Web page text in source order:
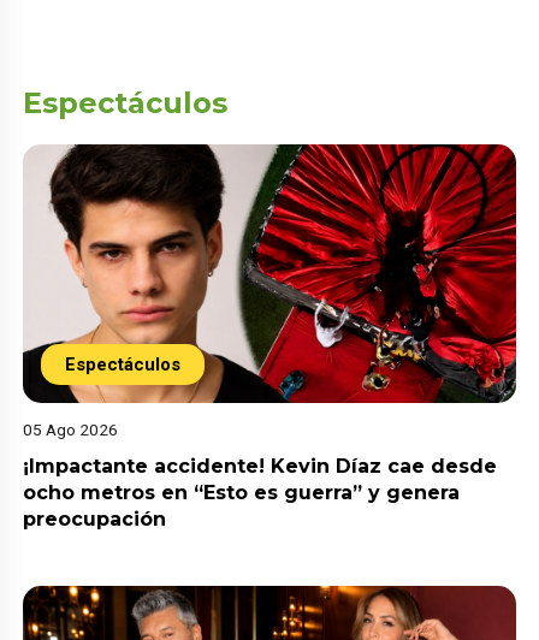
Espectáculos
Espectáculos
05 Ago 2026
¡Impactante accidente! Kevin Díaz cae desde
ocho metros en “Esto es guerra” y genera
preocupación